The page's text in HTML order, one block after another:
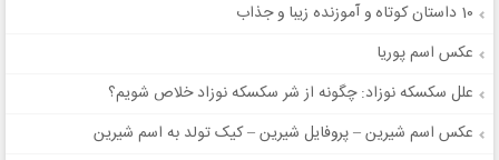
10 داستان کوتاه و آموزنده زیبا و جذاب
عکس اسم پوریا
علل سكسكه نوزاد: چگونه از شر سکسکه نوزاد خلاص شویم؟
عکس اسم شیرین – پروفایل شیرین – کیک تولد به اسم شیرین